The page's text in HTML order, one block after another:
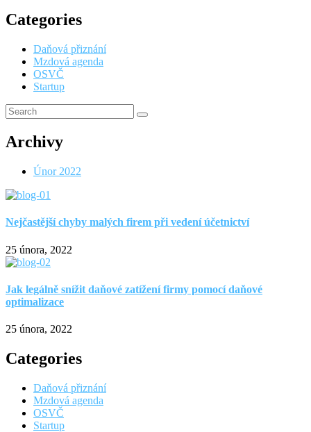
Categories
Daňová přiznání
Mzdová agenda
OSVČ
Startup
Archivy
Únor 2022
Nejčastější chyby malých firem při vedení účetnictví
25 února, 2022
Jak legálně snížit daňové zatížení firmy pomocí daňové
optimalizace
25 února, 2022
Categories
Daňová přiznání
Mzdová agenda
OSVČ
Startup